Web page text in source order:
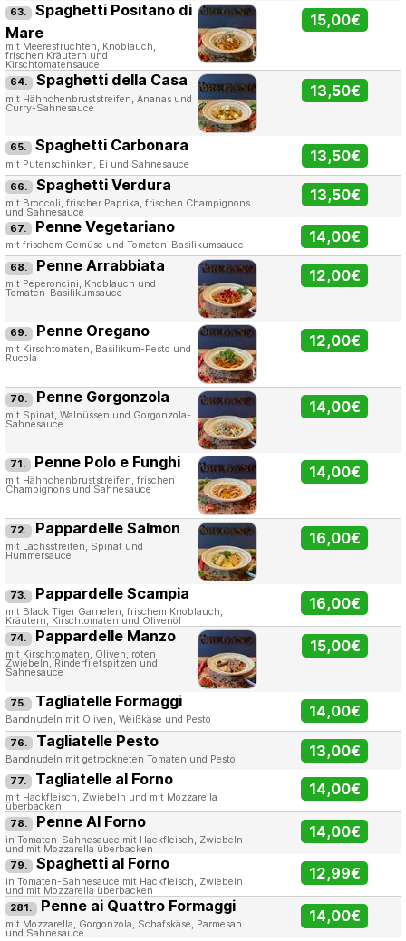
63. Spaghetti Positano di
Mare
mit Meeresfrüchten, Knoblauch,
frischen Kräutern und
Kirschtomatensauce
15,00€
64. Spaghetti della Casa
mit Hähnchenbruststreifen, Ananas und
Curry-Sahnesauce
13,50€
65. Spaghetti Carbonara
mit Putenschinken, Ei und Sahnesauce 13,50€
66. Spaghetti Verdura
mit Broccoli, frischer Paprika, frischen Champignons
und Sahnesauce
13,50€
67. Penne Vegetariano
mit frischem Gemüse und Tomaten-Basilikumsauce 14,00€
68. Penne Arrabbiata
mit Peperoncini, Knoblauch und
Tomaten-Basilikumsauce
12,00€
69. Penne Oregano
mit Kirschtomaten, Basilikum-Pesto und
Rucola
12,00€
70. Penne Gorgonzola
mit Spinat, Walnüssen und Gorgonzola-
Sahnesauce
14,00€
71. Penne Polo e Funghi
mit Hähnchenbruststreifen, frischen
Champignons und Sahnesauce
14,00€
72. Pappardelle Salmon
mit Lachsstreifen, Spinat und
Hummersauce
16,00€
73. Pappardelle Scampia
mit Black Tiger Garnelen, frischem Knoblauch,
Kräutern, Kirschtomaten und Olivenöl
16,00€
74. Pappardelle Manzo
mit Kirschtomaten, Oliven, roten
Zwiebeln, Rinderfiletspitzen und
Sahnesauce
15,00€
75. Tagliatelle Formaggi
Bandnudeln mit Oliven, Weißkäse und Pesto 14,00€
76. Tagliatelle Pesto
Bandnudeln mit getrockneten Tomaten und Pesto 13,00€
77. Tagliatelle al Forno
mit Hackfleisch, Zwiebeln und mit Mozzarella
überbacken
14,00€
78. Penne Al Forno
in Tomaten-Sahnesauce mit Hackfleisch, Zwiebeln
und mit Mozzarella überbacken
14,00€
79. Spaghetti al Forno
in Tomaten-Sahnesauce mit Hackfleisch, Zwiebeln
und mit Mozzarella überbacken
12,99€
281. Penne ai Quattro Formaggi
mit Mozzarella, Gorgonzola, Schafskäse, Parmesan
und Sahnesauce
14,00€